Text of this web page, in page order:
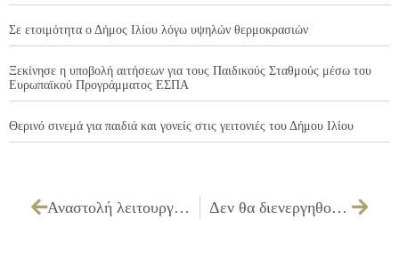
Σε ετοιμότητα ο Δήμος Ιλίου λόγω υψηλών θερμοκρασιών
Ξεκίνησε η υποβολή αιτήσεων για τους Παιδικούς Σταθμούς μέσω του
Ευρωπαϊκού Προγράμματος ΕΣΠΑ
Θερινό σινεμά για παιδιά και γονείς στις γειτονιές του Δήμου Ιλίου
Αναστολή λειτουργίας του Κέντρου Ημέρας ζήτησε ο Δήμαρχος Ιλίου Νίκος Ζενέτος από τον πρόεδρο του ΟΚΑΝΑ Δεν θα διενεργηθούν rapid test τη Μεγάλη Εβδομάδα από τον ΕΟΔΥ